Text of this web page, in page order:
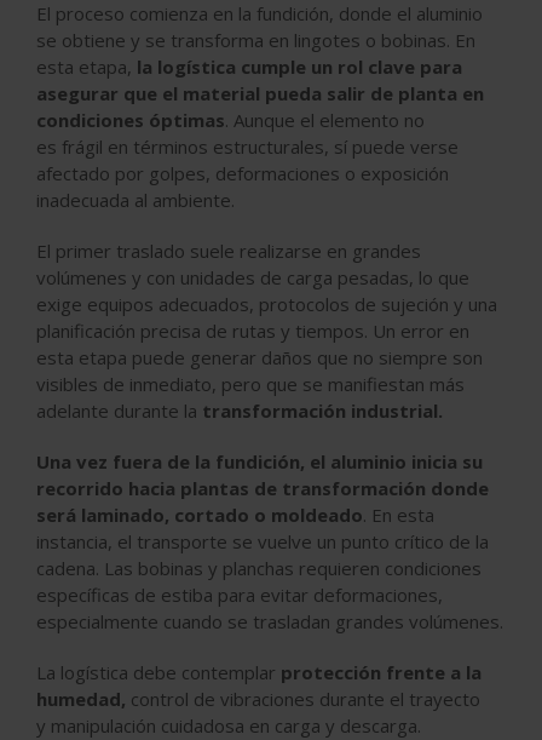
El proceso comienza en la fundición, donde el aluminio
se obtiene y se transforma en lingotes o bobinas. En
esta etapa, la logística cumple un rol clave para
asegurar que el material pueda salir de planta en
condiciones óptimas. Aunque el elemento no
es frágil en términos estructurales, sí puede verse
afectado por golpes, deformaciones o exposición
inadecuada al ambiente.
El primer traslado suele realizarse en grandes
volúmenes y con unidades de carga pesadas, lo que
exige equipos adecuados, protocolos de sujeción y una
planificación precisa de rutas y tiempos. Un error en
esta etapa puede generar daños que no siempre son
visibles de inmediato, pero que se manifiestan más
adelante durante la transformación industrial.
Una vez fuera de la fundición, el aluminio inicia su
recorrido hacia plantas de transformación donde
será laminado, cortado o moldeado. En esta
instancia, el transporte se vuelve un punto crítico de la
cadena. Las bobinas y planchas requieren condiciones
específicas de estiba para evitar deformaciones,
especialmente cuando se trasladan grandes volúmenes.
La logística debe contemplar protección frente a la
humedad, control de vibraciones durante el trayecto
y manipulación cuidadosa en carga y descarga.